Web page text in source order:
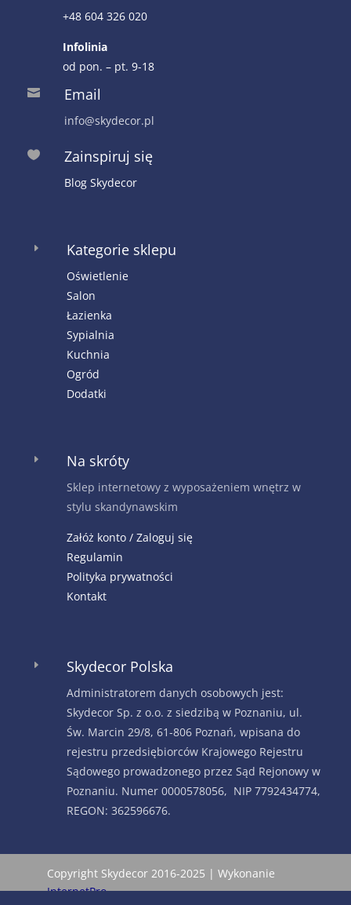
+48 604 326 020
Infolinia
od pon. – pt. 9-18
 Email
info@skydecor.pl
 Zainspiruj się
Blog Skydecor
E Kategorie sklepu
Oświetlenie
Salon
Łazienka
Sypialnia
Kuchnia
Ogród
Dodatki
E Na skróty
Sklep internetowy z wyposażeniem wnętrz w
stylu skandynawskim
Załóż konto / Zaloguj się
Regulamin
Polityka prywatności
Kontakt
E Skydecor Polska
Administratorem danych osobowych jest:
Skydecor Sp. z o.o. z siedzibą w Poznaniu, ul.
Św. Marcin 29/8, 61-806 Poznań, wpisana do
rejestru przedsiębiorców Krajowego Rejestru
Sądowego prowadzonego przez Sąd Rejonowy w
Poznaniu. Numer 0000578056, NIP 7792434774,
REGON: 362596676.
Copyright Skydecor 2016-2025 | Wykonanie
InternetPro